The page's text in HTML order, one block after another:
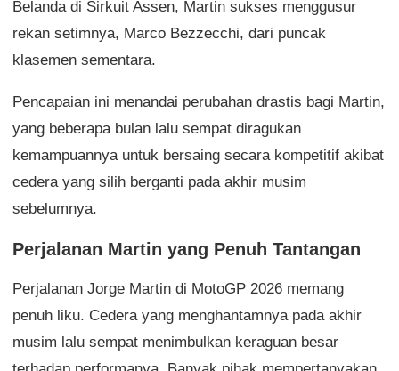
Belanda di Sirkuit Assen, Martin sukses menggusur
rekan setimnya, Marco Bezzecchi, dari puncak
klasemen sementara.
Pencapaian ini menandai perubahan drastis bagi Martin,
yang beberapa bulan lalu sempat diragukan
kemampuannya untuk bersaing secara kompetitif akibat
cedera yang silih berganti pada akhir musim
sebelumnya.
Perjalanan Martin yang Penuh Tantangan
Perjalanan Jorge Martin di MotoGP 2026 memang
penuh liku. Cedera yang menghantamnya pada akhir
musim lalu sempat menimbulkan keraguan besar